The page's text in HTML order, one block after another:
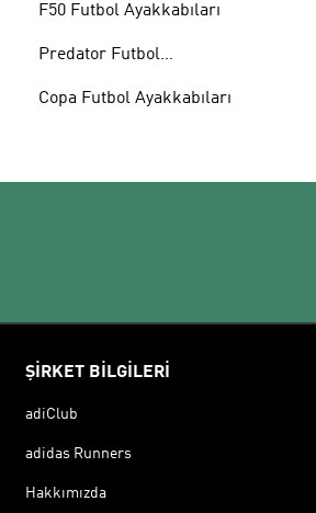
F50 Futbol Ayakkabıları
Predator Futbol
Copa Futbol Ayakkabıları
ŞİRKET BİLGİLERİ
adiClub
adidas Runners
Hakkımızda